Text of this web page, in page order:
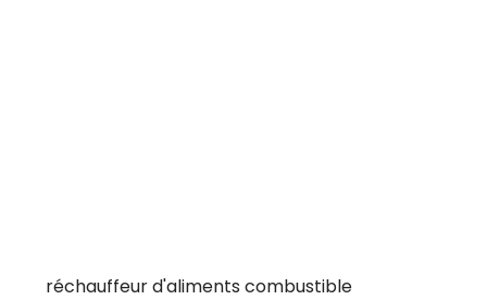
réchauffeur d'aliments combustible